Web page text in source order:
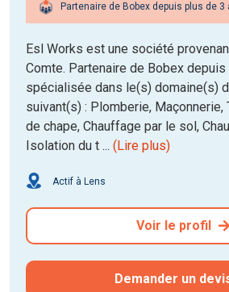
Partenaire de Bobex depuis plus de 3
Esl Works est une société
Comte. Partenaire de Bobex
spécialisée dans le(s) domaine(s)
suivant(s) : Plomberie, Maçonnerie,
de chape, Chauffage par le sol,
Isolation du t ... (Lire plus)
Actif à Lens
Voir le profil
Demander un